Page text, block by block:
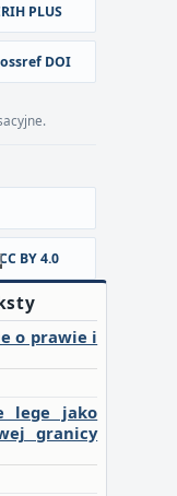
PLUS
DOI
CC BY 4.0
o prawie i
lege jako
granicy